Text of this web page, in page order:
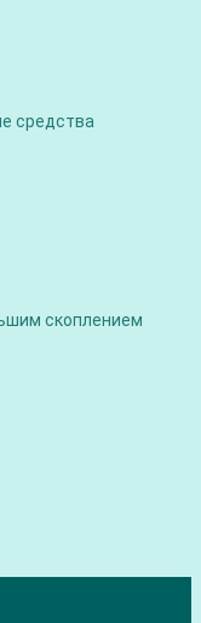
средства
скоплением